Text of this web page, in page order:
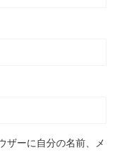
ザーに自分の名前、メ